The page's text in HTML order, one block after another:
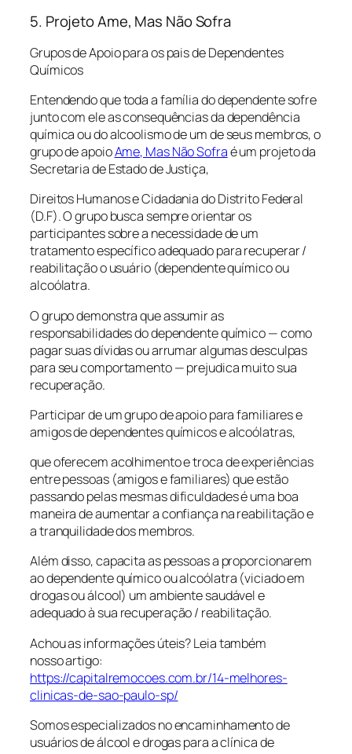
5. Projeto Ame, Mas Não Sofra
Grupos de Apoio para os pais de Dependentes
Químicos
Entendendo que toda a família do dependente sofre
junto com ele as consequências da dependência
química ou do alcoolismo de um de seus membros, o
grupo de apoioAme, Mas Não Sofraé um projeto da
Secretaria de Estado de Justiça,
Direitos Humanos e Cidadania do Distrito Federal
(D.F). O grupo busca sempre orientar os
participantes sobre a necessidade de um
tratamento específico adequado para recuperar /
reabilitação o usuário (dependente químico ou
alcoólatra.
O grupo demonstra que assumir as
responsabilidades do dependente químico — como
pagar suas dívidas ou arrumar algumas desculpas
para seu comportamento — prejudica muito sua
recuperação.
Participar de um grupo de apoio para familiares e
amigos de dependentes químicos e alcoólatras,
que oferecem acolhimento e troca de experiências
entre pessoas (amigos e familiares) que estão
passando pelas mesmas dificuldades é uma boa
maneira de aumentar a confiança na reabilitação e
a tranquilidade dos membros.
Além disso, capacita as pessoas a proporcionarem
ao dependente químico ou alcoólatra (viciado em
drogas ou álcool) um ambiente saudável e
adequado à sua recuperação / reabilitação.
Achou as informações úteis? Leia também
nosso artigo:
https://capitalremocoes.com.br/14-melhores-
clinicas-de-sao-paulo-sp/
Somos especializados no encaminhamento de
usuários de álcool e drogas para a clínica de